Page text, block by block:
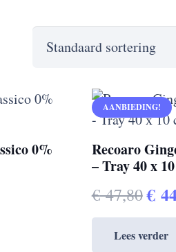
0%
AANBIEDING!
Recoaro
– Tray 40 x
€47,80
was:
€
Lees verder